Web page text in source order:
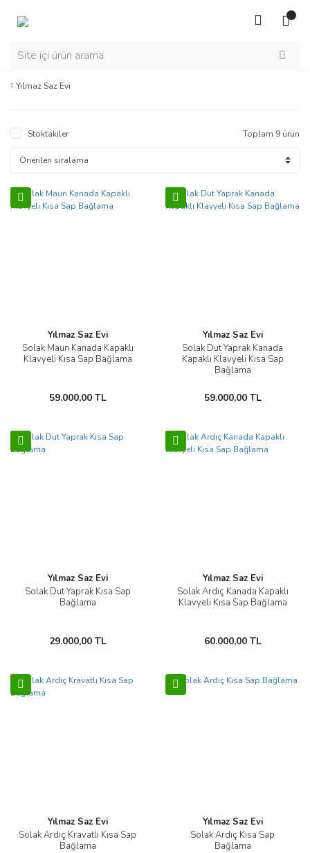
Yılmaz Saz Evi
Stoktakiler Toplam 9 ürün
Yılmaz Saz Evi
Solak Maun Kanada Kapaklı
Klavyeli Kısa Sap Bağlama
59.000,00 TL
Yılmaz Saz Evi
Solak Dut Yaprak Kanada
Kapaklı Klavyeli Kısa Sap
Bağlama
59.000,00 TL
Yılmaz Saz Evi
Solak Dut Yaprak Kısa Sap
Bağlama
29.000,00 TL
Yılmaz Saz Evi
Solak Ardıç Kanada Kapaklı
Klavyeli Kısa Sap Bağlama
60.000,00 TL
Yılmaz Saz Evi
Solak Ardıç Kravatlı Kısa Sap
Bağlama
Yılmaz Saz Evi
Solak Ardıç Kısa Sap
Bağlama